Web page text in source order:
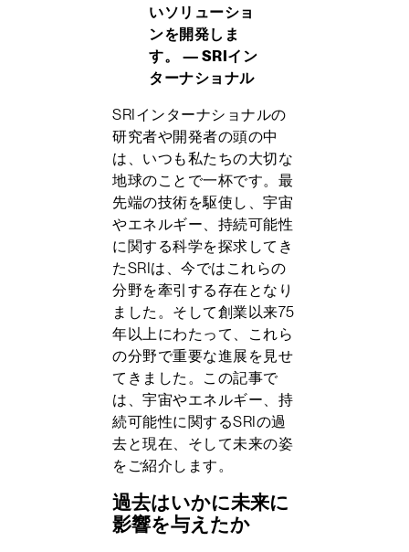
いソリューショ
ンを開発しま
す。 — SRIイン
ターナショナル
SRIインターナショナルの
研究者や開発者の頭の中
は、いつも私たちの大切な
地球のことで一杯です。最
先端の技術を駆使し、宇宙
やエネルギー、持続可能性
に関する科学を探求してき
たSRIは、今ではこれらの
分野を牽引する存在となり
ました。そして創業以来75
年以上にわたって、これら
の分野で重要な進展を見せ
てきました。この記事で
は、宇宙やエネルギー、持
続可能性に関するSRIの過
去と現在、そして未来の姿
をご紹介します。
過去はいかに未来に
影響を与えたか